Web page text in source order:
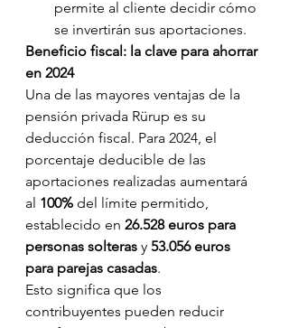
permite al cliente decidir cómo
se invertirán sus aportaciones.
Beneficio fiscal: la clave para ahorrar
en 2024
Una de las mayores ventajas de la
pensión privada Rürup es su
deducción fiscal. Para 2024, el
porcentaje deducible de las
aportaciones realizadas aumentará
al 100% del límite permitido,
establecido en 26.528 euros para
personas solteras y 53.056 euros
para parejas casadas.
Esto significa que los
contribuyentes pueden reducir